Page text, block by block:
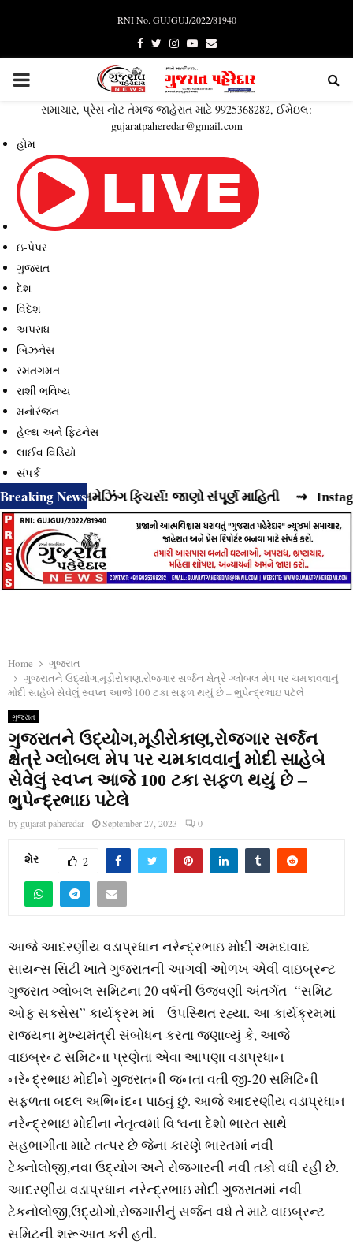
RNI No. GUJGUJ/2022/81940
Facebook
TwitterInstagram
YoutubeEmail
PRIMARY
MENU
સમાચાર, પ્રેસ નોટ તેમજ જાહેરાત માટે 9925368282, ઈમેઇલ:
gujaratpaheredar@gmail.com
હોમ
ઇ-પેપર
ગુજરાત
દેશ
વિદેશ
અપરાધ
બિઝનેસ
રમતગમત
રાશી ભવિષ્ય
મનોરંજન
હેલ્થ અને ફિટનેસ
લાઈવ વિડિયો
સંપર્ક
Breaking News
એક અમેઝિંગ ફિચર્સ! જાણો સંપૂર્ણ માહિતી ⇝ Instagram
Home
ગુજરાત
ગુજરાતને ઉદ્યોગ,મૂડીરોકાણ,રોજગાર સર્જન ક્ષેત્રે ગ્લોબલ મેપ પર ચમકાવવાનું
મોદી સાહેબે સેવેલું સ્વપ્ન આજે 100 ટકા સફળ થયું છે – ભુપેન્દ્રભાઇ પટેલે
ગુજરાત
ગુજરાતને ઉદ્યોગ,મૂડીરોકાણ,રોજગાર સર્જન
ક્ષેત્રે ગ્લોબલ મેપ પર ચમકાવવાનું મોદી સાહેબે
સેવેલું સ્વપ્ન આજે 100 ટકા સફળ થયું છે –
ભુપેન્દ્રભાઇ પટેલે
by gujarat paheredar September 27, 2023 0
શેર 2
આજે આદરણીય વડાપ્રધાન નરેન્દ્રભાઇ મોદી અમદાવાદ
સાયન્સ સિટી ખાતે ગુજરાતની આગવી ઓળખ એવી વાઇબ્રન્ટ
ગુજરાત ગ્લોબલ સમિટના 20 વર્ષની ઉજવણી અંતર્ગત “સમિટ
ઓફ સક્સેસ” કાર્યક્રમ માં ઉપસ્થિત રહ્યા. આ કાર્યક્રમમાં
રાજયના મુખ્યમંત્રી સંબોધન કરતા જણાવ્યું કે, આજે
વાઇબ્રન્ટ સમિટના પ્રણેતા એવા આપણા વડાપ્રધાન
નરેન્દ્રભાઇ મોદીને ગુજરાતની જનતા વતી જી-20 સમિટિની
સફળતા બદલ અભિનંદન પાઠવું છું. આજે આદરણીય વડાપ્રધાન
નરેન્દ્રભાઇ મોદીના નેતૃત્વમાં વિશ્વના દેશો ભારત સાથે
સહભાગીતા માટે તત્પર છે જેના કારણે ભારતમાં નવી
ટેક્નોલોજી,નવા ઉદ્યોગ અને રોજગારની નવી તકો વધી રહી છે.
આદરણીય વડાપ્રધાન નરેન્દ્રભાઇ મોદી ગુજરાતમાં નવી
ટેકનોલોજી,ઉદ્યોગો,રોજગારીનું સર્જન વધે તે માટે વાઇબ્રન્ટ
સમિટની શરૂઆત કરી હતી.